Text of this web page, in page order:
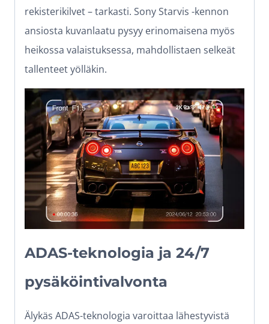
rekisterikilvet – tarkasti. Sony Starvis -kennon
ansiosta kuvanlaatu pysyy erinomaisena myös
heikossa valaistuksessa, mahdollistaen selkeät
tallenteet yölläkin.
ADAS-teknologia ja 24/7
pysäköintivalvonta
Älykäs ADAS-teknologia varoittaa lähestyvistä